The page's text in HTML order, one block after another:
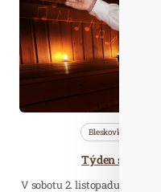
Bleskovky
Týden
V sobotu 2. listopadu začíná